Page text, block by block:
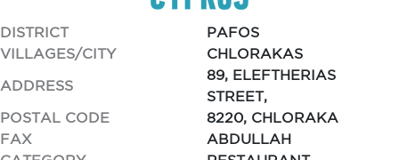
DISTRICT
PAFOS
VILLAGES/CITY
CHLORAKAS
ADDRESS
89, ELEFTHERIAS
STREET,
POSTAL CODE
8220, CHLORAKA
FAX
ABDULLAH